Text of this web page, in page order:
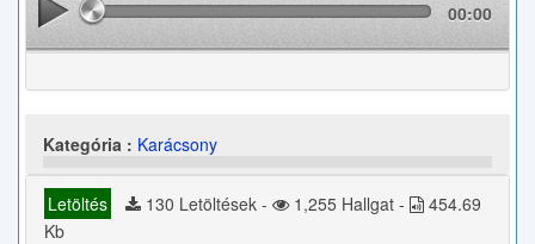
00:00
Kategória : Karácsony
Letöltés 130 Letöltések - 1,255 Hallgat -
454.69
Kb